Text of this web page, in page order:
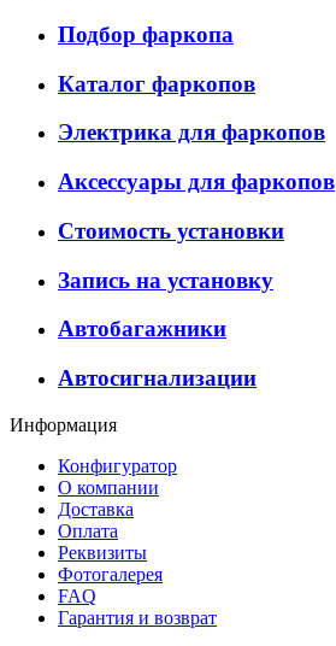
Подбор фаркопа
Каталог фаркопов
Электрика для фаркопов
Аксессуары для фаркопов
Стоимость установки
Запись на установку
Автобагажники
Автосигнализации
Информация
Конфигуратор
О компании
Доставка
Оплата
Реквизиты
Фотогалерея
FAQ
Гарантия и возврат